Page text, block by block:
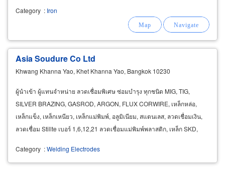
industrial paints & chemicals steel paint anti-
Category : Iron
Asia Soudure Co Ltd
Khwang Khanna Yao, Khet Khanna Yao, Bangkok 10230
ผู้นำเข้า ผู้แทนจำหน่าย ลวดเชื่อมพิเศษ ซ่อมบำรุง ทุกชนิด MIG, TIG,
SILVER BRAZING, GASROD, ARGON, FLUX CORWIRE, เหล็กหล่อ,
เหล็กแข็ง, เหล็กเหนียว, เหล็กแม่พิมพ์, อลูมิเนียม, สแตนเลส, ลวดเชื่อมเงิน,
ลวดเชื่อม Stillte เบอร์ 1,6,12,21 ลวดเชื่อมแม่พิมพ์พลาสติก, เหล็ก SKD,
Category :Welding Electrodes